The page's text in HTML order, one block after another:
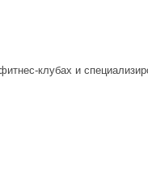
клубах и